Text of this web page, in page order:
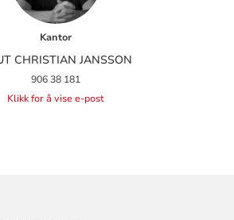
Kantor
CHRISTIAN JANSSON
906 38 181
Klikk for å vise e-post